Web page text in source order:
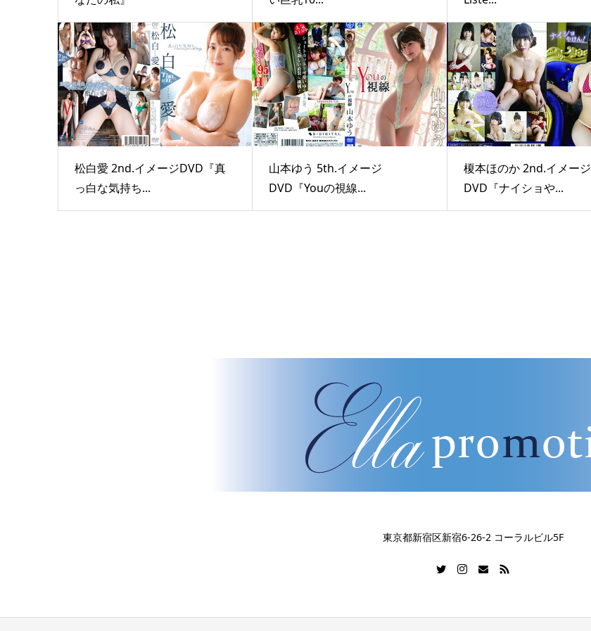
松白愛 2nd.イメージDVD『真
っ白な気持ち...
山本ゆう 5th.イメージ
DVD『Youの視線...
榎本ほのか 2nd.イメージ
DVD『ナイショや...
​東京都新宿区新宿6-26-2 コーラルビル5F